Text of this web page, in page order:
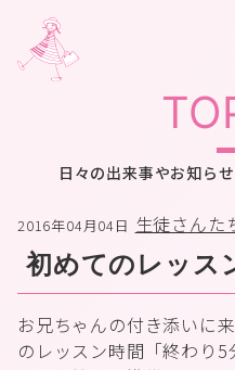
日々の出来事やお知ら
2016年04月04日 生徒さんた
初めてのレッス
お兄ちゃんの付き添いに
のレッスン時間「終わり